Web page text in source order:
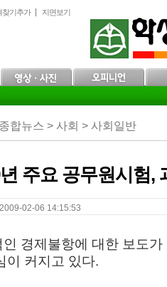
찾기추가 지면보기
합뉴스 > 사회 > 사회일반
주요 공무원시험,
02-06 14:15:53
인 경제불항에 대한 보도
이 커지고 있다.